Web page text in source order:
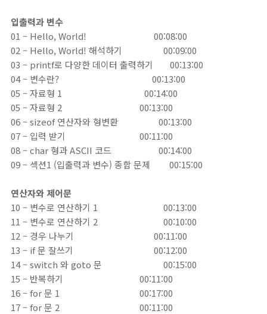
입출력과 변수
01 – Hello, World!
00:08:00
02 – Hello, World! 해석하기
00:09:00
03 – printf로 다양한 데이터 출력하기 00:13:00
04 – 변수란? 00:13:00
05 – 자료형 1
00:14:00
05 – 자료형 2
00:13:00
06 – sizeof 연산자와 형변환
00:13:00
07 – 입력 받기
00:11:00
08 – char 형과 ASCII 코드
00:14:00
09 – 섹션1 (입출력과 변수) 종합 문제 00:15:00
연산자와 제어문
10 – 변수로 연산하기 1
00:13:00
11 – 변수로 연산하기 2
00:10:00
12 – 경우 나누기
00:11:00
13 – if 문 잘쓰기
00:12:00
14 – switch 와 goto 문
00:15:00
15 – 반복하기
00:11:00
16 – for 문 1
00:17:00
17 – for 문 2
00:11:00